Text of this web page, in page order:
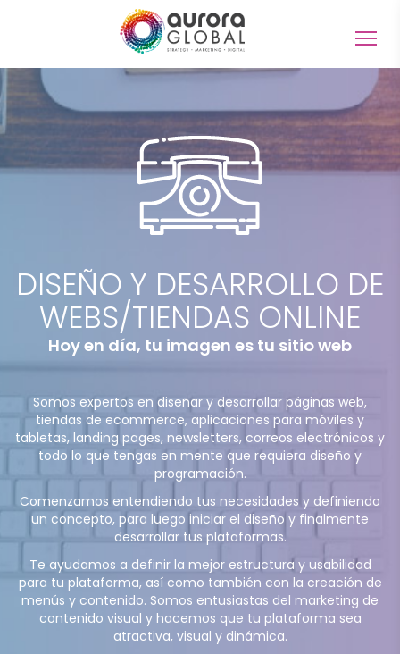
DISEÑO Y DESARROLLO DE
WEBS/TIENDAS ONLINE
Hoy en día, tu imagen es tu sitio web
Somos expertos en diseñar y desarrollar páginas web,
tiendas de ecommerce, aplicaciones para móviles y
tabletas, landing pages, newsletters, correos electrónicos y
todo lo que tengas en mente que requiera diseño y
programación.
Comenzamos entendiendo tus necesidades y definiendo
un concepto, para luego iniciar el diseño y finalmente
desarrollar tus plataformas.
Te ayudamos a definir la mejor estructura y usabilidad
para tu plataforma, así como también con la creación de
menús y contenido. Somos entusiastas del marketing de
contenido visual y hacemos que tu plataforma sea
atractiva, visual y dinámica.